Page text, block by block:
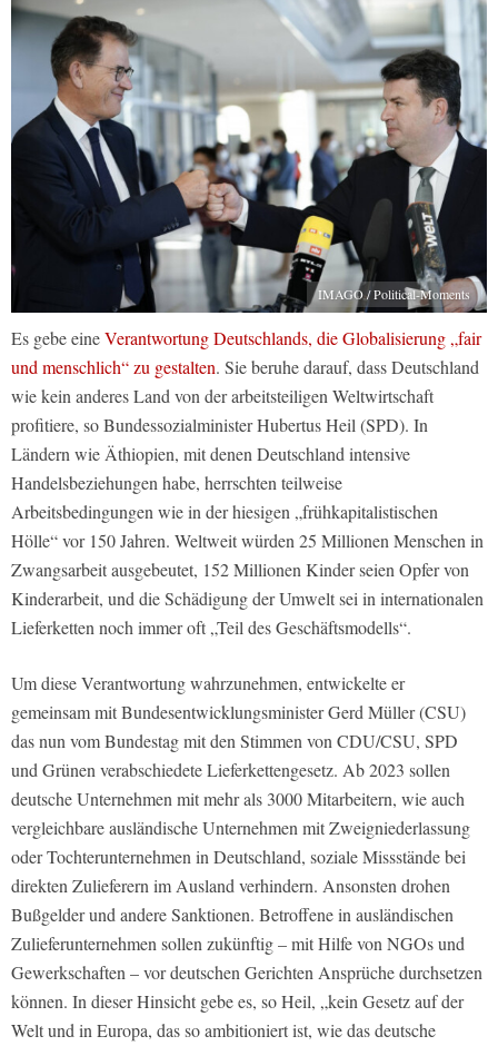
IMAGO / Political-Moments
Es gebe eineVerantwortung Deutschlands, die Globalisierung „fair
und menschlich“ zu gestalten. Sie beruhe darauf, dass Deutschland
wie kein anderes Land von der arbeitsteiligen Weltwirtschaft
profitiere, so Bundessozialminister Hubertus Heil (SPD). In
Ländern wie Äthiopien, mit denen Deutschland intensive
Handelsbeziehungen habe, herrschten teilweise
Arbeitsbedingungen wie in der hiesigen „frühkapitalistischen
Hölle“ vor 150 Jahren. Weltweit würden 25 Millionen Menschen in
Zwangsarbeit ausgebeutet, 152 Millionen Kinder seien Opfer von
Kinderarbeit, und die Schädigung der Umwelt sei in internationalen
Lieferketten noch immer oft „Teil des Geschäftsmodells“.
Um diese Verantwortung wahrzunehmen, entwickelte er
gemeinsam mit Bundesentwicklungsminister Gerd Müller (CSU)
das nun vom Bundestag mit den Stimmen von CDU/CSU, SPD
und Grünen verabschiedete Lieferkettengesetz. Ab 2023 sollen
deutsche Unternehmen mit mehr als 3000 Mitarbeitern, wie auch
vergleichbare ausländische Unternehmen mit Zweigniederlassung
oder Tochterunternehmen in Deutschland, soziale Missstände bei
direkten Zulieferern im Ausland verhindern. Ansonsten drohen
Bußgelder und andere Sanktionen. Betroffene in ausländischen
Zulieferunternehmen sollen zukünftig – mit Hilfe von NGOs und
Gewerkschaften – vor deutschen Gerichten Ansprüche durchsetzen
können. In dieser Hinsicht gebe es, so Heil, „kein Gesetz auf der
Welt und in Europa, das so ambitioniert ist, wie das deutsche